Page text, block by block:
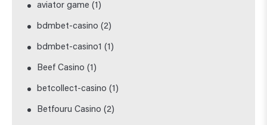
aviator game (1)
bdmbet-casino (2)
bdmbet-casino1 (1)
Beef Casino (1)
betcollect-casino (1)
Betfouru Casino (2)